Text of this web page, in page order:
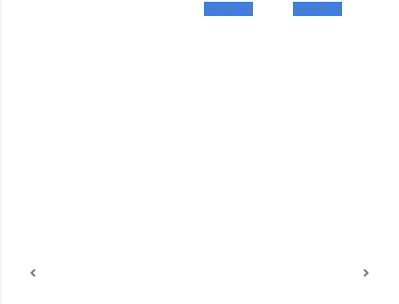
OFERTA OFERTA